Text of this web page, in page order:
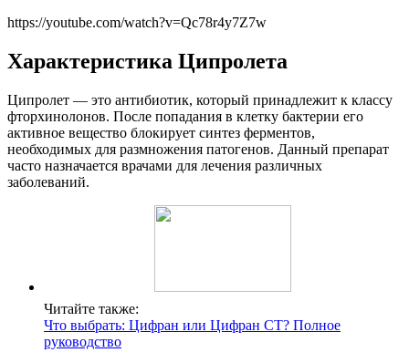
https://youtube.com/watch?v=Qc78r4y7Z7w
Характеристика Ципролета
Ципролет — это антибиотик, который принадлежит к классу
фторхинолонов. После попадания в клетку бактерии его
активное вещество блокирует синтез ферментов,
необходимых для размножения патогенов. Данный препарат
часто назначается врачами для лечения различных
заболеваний.
Читайте также:
Что выбрать: Цифран или Цифран СТ? Полное
руководство